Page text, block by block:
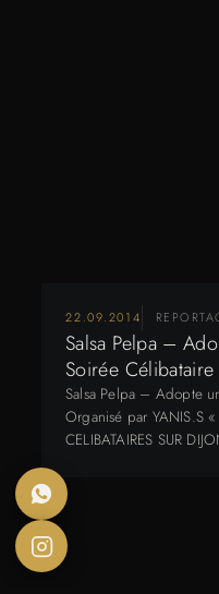
22.09.2014
Salsa Pelpa –
Soirée Célibataire
Salsa Pelpa – Adopte
Organisé par YANIS.S «
CELIBATAIRES SUR